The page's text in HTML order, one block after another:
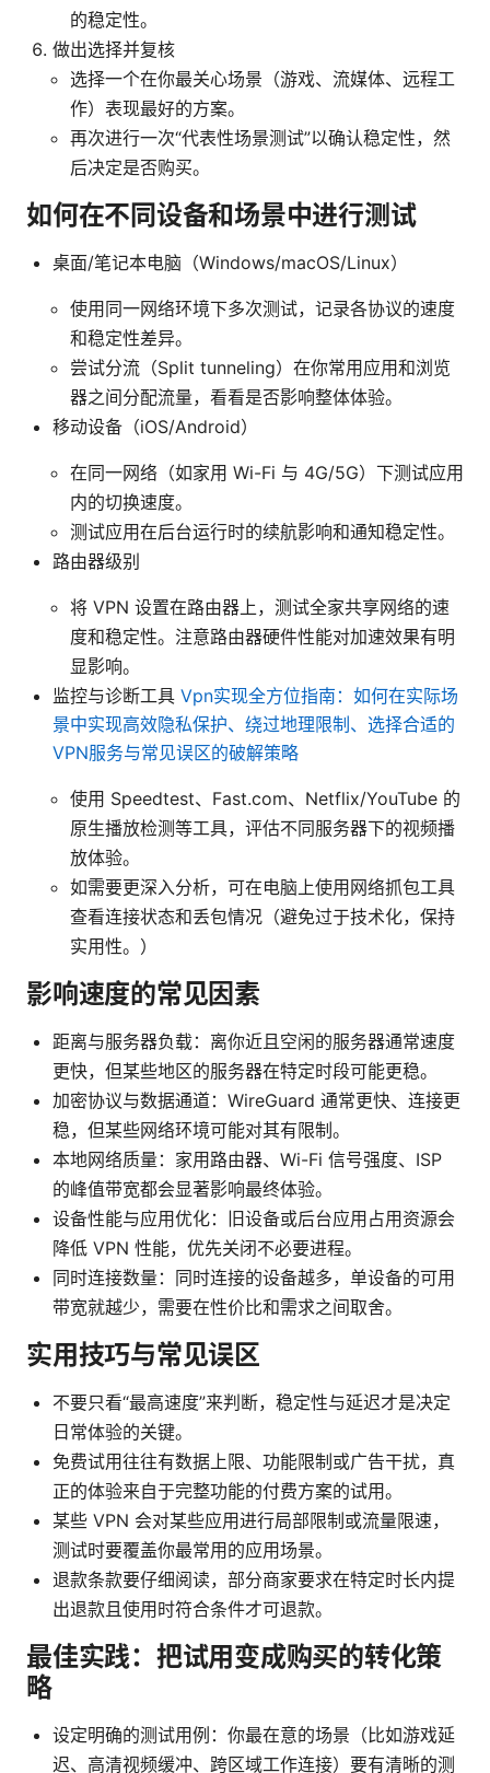
的稳定性。
做出选择并复核
选择一个在你最关心场景（游戏、流媒体、远程工
作）表现最好的方案。
再次进行一次“代表性场景测试”以确认稳定性，然
后决定是否购买。
如何在不同设备和场景中进行测试
桌面/笔记本电脑（Windows/macOS/Linux）
使用同一网络环境下多次测试，记录各协议的速度
和稳定性差异。
尝试分流（Split tunneling）在你常用应用和浏览
器之间分配流量，看看是否影响整体体验。
移动设备（iOS/Android）
在同一网络（如家用 Wi-Fi 与 4G/5G）下测试应用
内的切换速度。
测试应用在后台运行时的续航影响和通知稳定性。
路由器级别
将 VPN 设置在路由器上，测试全家共享网络的速
度和稳定性。注意路由器硬件性能对加速效果有明
显影响。
监控与诊断工具 Vpn实现全方位指南：如何在实际场
景中实现高效隐私保护、绕过地理限制、选择合适的
VPN服务与常见误区的破解策略
使用 Speedtest、Fast.com、Netflix/YouTube 的
原生播放检测等工具，评估不同服务器下的视频播
放体验。
如需要更深入分析，可在电脑上使用网络抓包工具
查看连接状态和丢包情况（避免过于技术化，保持
实用性。）
影响速度的常见因素
距离与服务器负载：离你近且空闲的服务器通常速度
更快，但某些地区的服务器在特定时段可能更稳。
加密协议与数据通道：WireGuard 通常更快、连接更
稳，但某些网络环境可能对其有限制。
本地网络质量：家用路由器、Wi-Fi 信号强度、ISP
的峰值带宽都会显著影响最终体验。
设备性能与应用优化：旧设备或后台应用占用资源会
降低 VPN 性能，优先关闭不必要进程。
同时连接数量：同时连接的设备越多，单设备的可用
带宽就越少，需要在性价比和需求之间取舍。
实用技巧与常见误区
不要只看“最高速度”来判断，稳定性与延迟才是决定
日常体验的关键。
免费试用往往有数据上限、功能限制或广告干扰，真
正的体验来自于完整功能的付费方案的试用。
某些 VPN 会对某些应用进行局部限制或流量限速，
测试时要覆盖你最常用的应用场景。
退款条款要仔细阅读，部分商家要求在特定时长内提
出退款且使用时符合条件才可退款。
最佳实践：把试用变成购买的转化策
略
设定明确的测试用例：你最在意的场景（比如游戏延
迟、高清视频缓冲、跨区域工作连接）要有清晰的测